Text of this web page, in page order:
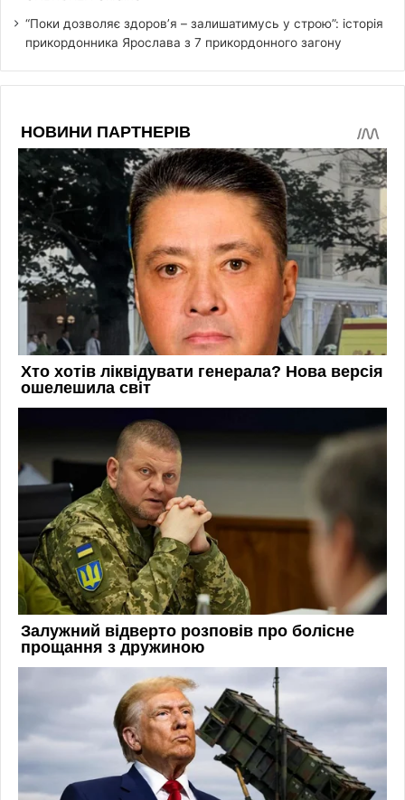
“Поки дозволяє здоров’я – залишатимусь у строю”: історія
прикордонника Ярослава з 7 прикордонного загону